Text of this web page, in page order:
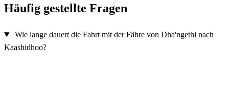
Häufig gestellte Fragen
Wie lange dauert die Fahrt mit der Fähre von Dha'ngethi nach
Kaashidhoo?